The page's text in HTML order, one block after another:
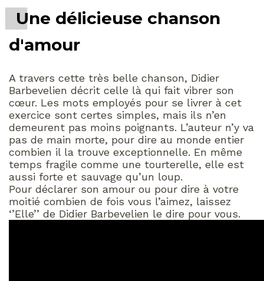
Une délicieuse chanson
d'amour
A travers cette très belle chanson, Didier
Barbevelien décrit celle là qui fait vibrer son
cœur. Les mots employés pour se livrer à cet
exercice sont certes simples, mais ils n’en
demeurent pas moins poignants. L’auteur n’y va
pas de main morte, pour dire au monde entier
combien il la trouve exceptionnelle. En même
temps fragile comme une tourterelle, elle est
aussi forte et sauvage qu’un loup.
Pour déclarer son amour ou pour dire à votre
moitié combien de fois vous l’aimez, laissez
‘’Elle’’ de Didier Barbevelien le dire pour vous.